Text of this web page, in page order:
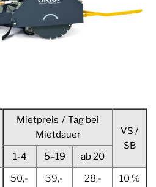
Mietpreis / Tag bei
Mietdauer
VS /
SB
1-4
5–19
ab 20
50,- 39,- 28,-
10 %